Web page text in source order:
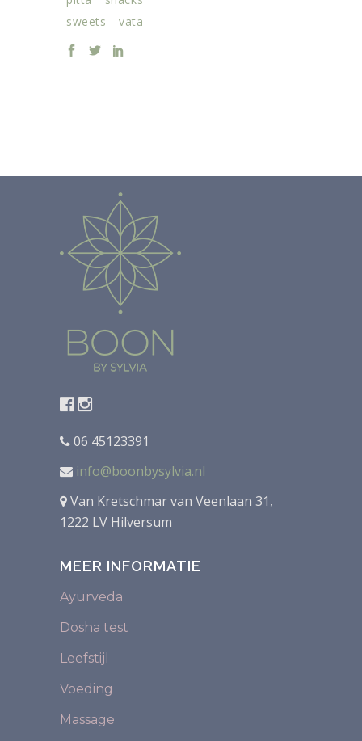
sweets
vata
06 45123391
info@boonbysylvia.nl
Van Kretschmar van Veenlaan 31,
1222 LV Hilversum
MEER INFORMATIE
Ayurveda
Dosha test
Leefstijl
Voeding
Massage